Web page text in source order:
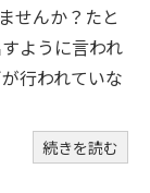
せんか？たと
ように言われ
行われていな
続きを読む